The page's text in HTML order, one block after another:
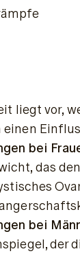
liegt vor,
bei
das
bei